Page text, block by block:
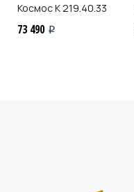
КосмосK 219.40.33
73 490 i